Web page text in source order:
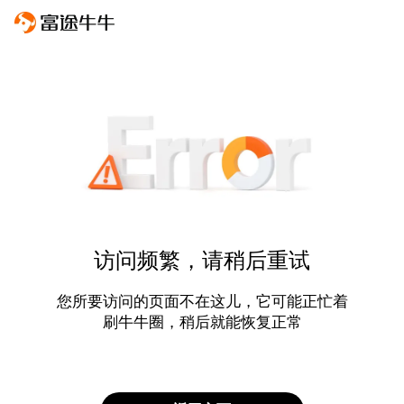
访问频繁，请稍后重试
您所要访问的页面不在这儿，它可能正忙着
刷牛牛圈，稍后就能恢复正常